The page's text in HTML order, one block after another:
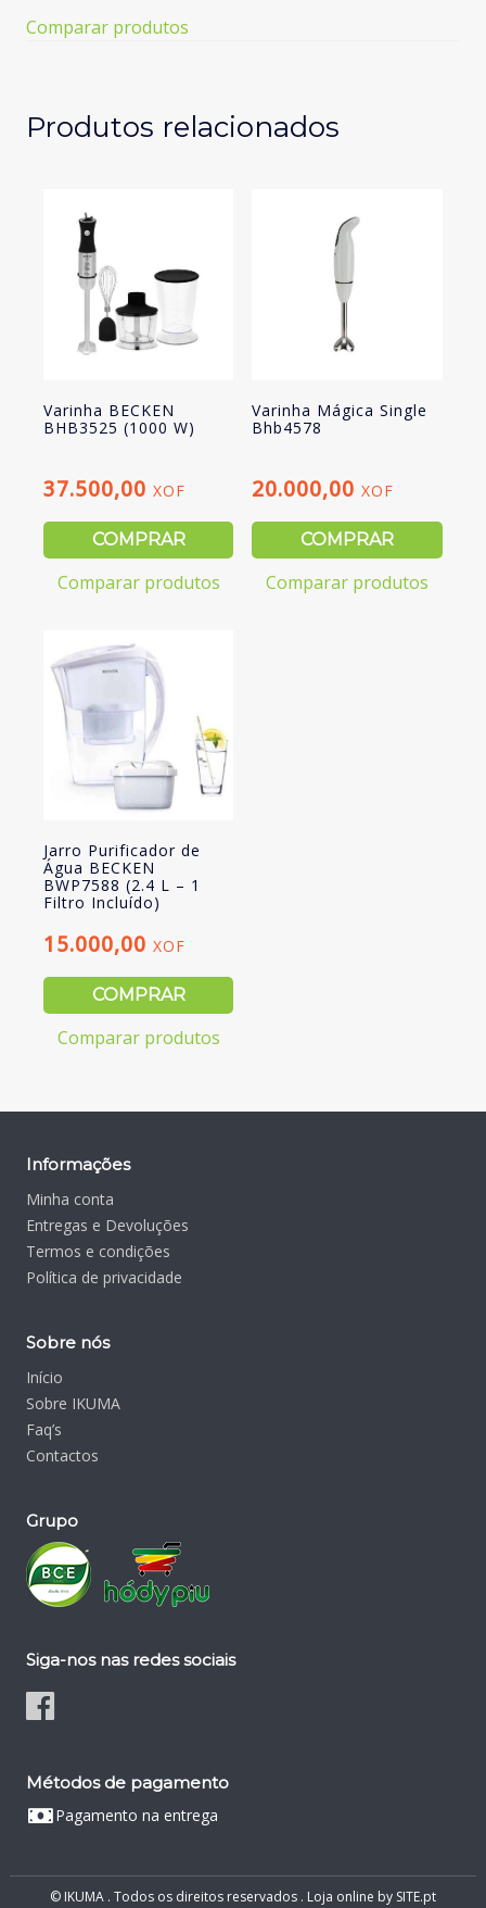
Água
BECKEN
L
Incluído)
Comparar produtos
Produtos relacionados
Varinha BECKEN
BHB3525 (1000 W)
37.500,00 XOF
COMPRAR
Comparar produtos
Varinha Mágica Single
Bhb4578
20.000,00XOF
COMPRAR
Comparar produtos
Jarro Purificador de
Água BECKEN
BWP7588 (2.4 L – 1
Filtro Incluído)
15.000,00 XOF
COMPRAR
Comparar produtos
Informações
Minha conta
Entregas e Devoluções
Termos e condições
Política de privacidade
Sobre nós
Início
Sobre IKUMA
Faq’s
Contactos
Grupo
Siga-nos nas redes sociais
Métodos de pagamento
Pagamento na entrega
© IKUMA . Todos os direitos reservados . Loja online by SITE.pt